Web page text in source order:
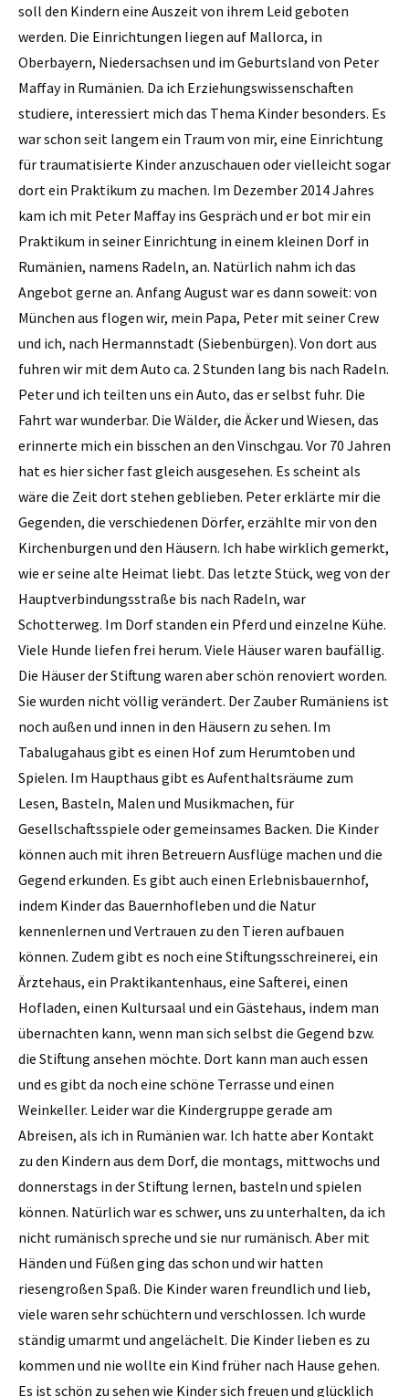
soll den Kindern eine Auszeit von ihrem Leid geboten
werden. Die Einrichtungen liegen auf Mallorca, in
Oberbayern, Niedersachsen und im Geburtsland von Peter
Maffay in Rumänien. Da ich Erziehungswissenschaften
studiere, interessiert mich das Thema Kinder besonders. Es
war schon seit langem ein Traum von mir, eine Einrichtung
für traumatisierte Kinder anzuschauen oder vielleicht sogar
dort ein Praktikum zu machen. Im Dezember 2014 Jahres
kam ich mit Peter Maffay ins Gespräch und er bot mir ein
Praktikum in seiner Einrichtung in einem kleinen Dorf in
Rumänien, namens Radeln, an. Natürlich nahm ich das
Angebot gerne an. Anfang August war es dann soweit: von
München aus flogen wir, mein Papa, Peter mit seiner Crew
und ich, nach Hermannstadt (Siebenbürgen). Von dort aus
fuhren wir mit dem Auto ca. 2 Stunden lang bis nach Radeln.
Peter und ich teilten uns ein Auto, das er selbst fuhr. Die
Fahrt war wunderbar. Die Wälder, die Äcker und Wiesen, das
erinnerte mich ein bisschen an den Vinschgau. Vor 70 Jahren
hat es hier sicher fast gleich ausgesehen. Es scheint als
wäre die Zeit dort stehen geblieben. Peter erklärte mir die
Gegenden, die verschiedenen Dörfer, erzählte mir von den
Kirchenburgen und den Häusern. Ich habe wirklich gemerkt,
wie er seine alte Heimat liebt. Das letzte Stück, weg von der
Hauptverbindungsstraße bis nach Radeln, war
Schotterweg. Im Dorf standen ein Pferd und einzelne Kühe.
Viele Hunde liefen frei herum. Viele Häuser waren baufällig.
Die Häuser der Stiftung waren aber schön renoviert worden.
Sie wurden nicht völlig verändert. Der Zauber Rumäniens ist
noch außen und innen in den Häusern zu sehen. Im
Tabalugahaus gibt es einen Hof zum Herumtoben und
Spielen. Im Haupthaus gibt es Aufenthaltsräume zum
Lesen, Basteln, Malen und Musikmachen, für
Gesellschaftsspiele oder gemeinsames Backen. Die Kinder
können auch mit ihren Betreuern Ausflüge machen und die
Gegend erkunden. Es gibt auch einen Erlebnisbauernhof,
indem Kinder das Bauernhofleben und die Natur
kennenlernen und Vertrauen zu den Tieren aufbauen
können. Zudem gibt es noch eine Stiftungsschreinerei, ein
Ärztehaus, ein Praktikantenhaus, eine Safterei, einen
Hofladen, einen Kultursaal und ein Gästehaus, indem man
übernachten kann, wenn man sich selbst die Gegend bzw.
die Stiftung ansehen möchte. Dort kann man auch essen
und es gibt da noch eine schöne Terrasse und einen
Weinkeller. Leider war die Kindergruppe gerade am
Abreisen, als ich in Rumänien war. Ich hatte aber Kontakt
zu den Kindern aus dem Dorf, die montags, mittwochs und
donnerstags in der Stiftung lernen, basteln und spielen
können. Natürlich war es schwer, uns zu unterhalten, da ich
nicht rumänisch spreche und sie nur rumänisch. Aber mit
Händen und Füßen ging das schon und wir hatten
riesengroßen Spaß. Die Kinder waren freundlich und lieb,
viele waren sehr schüchtern und verschlossen. Ich wurde
ständig umarmt und angelächelt. Die Kinder lieben es zu
kommen und nie wollte ein Kind früher nach Hause gehen.
Es ist schön zu sehen wie Kinder sich freuen und glücklich